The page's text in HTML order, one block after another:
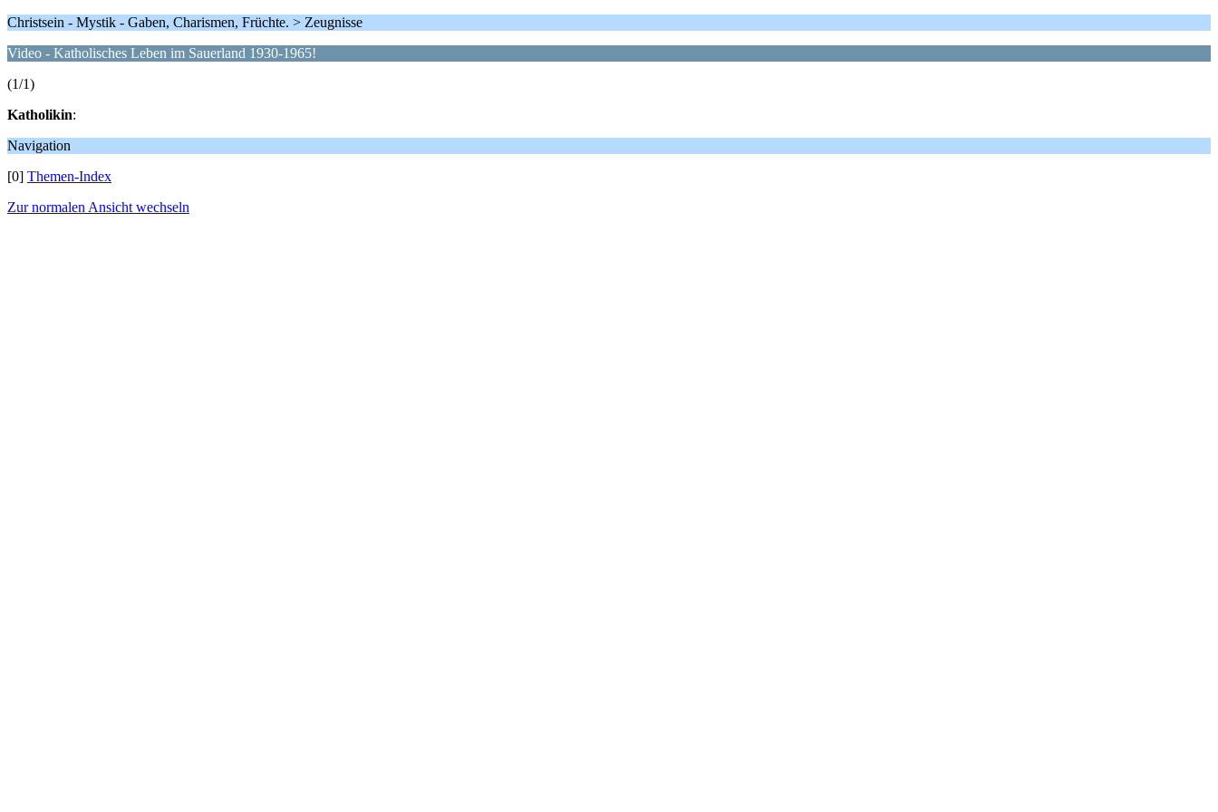
Christsein - Mystik - Gaben, Charismen, Früchte. > Zeugnisse
Video - Katholisches Leben im Sauerland 1930-1965!
(1/1)
Katholikin:
Navigation
[0] Themen-Index
Zur normalen Ansicht wechseln